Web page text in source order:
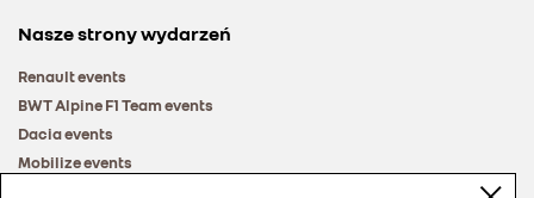
Nasze strony wydarzeń
Renault events
BWT Alpine F1 Team events
Dacia events
Mobilize events